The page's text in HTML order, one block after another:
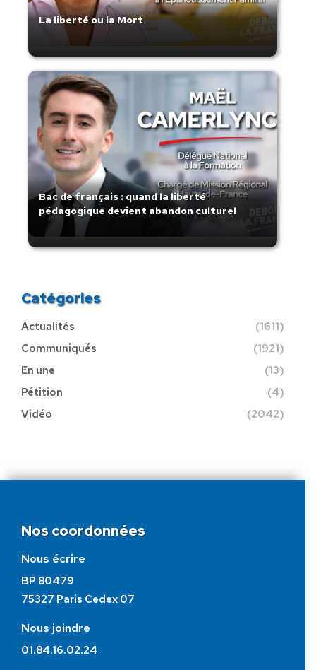
La liberté ou la Mort
Bac de français : quand la liberté
pédagogique devient abandon culturel
Catégories
Actualités
(1611)
Communiqués
(1921)
En une
(13)
Pétition
(4)
Vidéo
(2042)
Nos coordonnées
Nous écrire
BP 80479
75327 Paris Cedex 07
Nous joindre
01.84.16.02.24